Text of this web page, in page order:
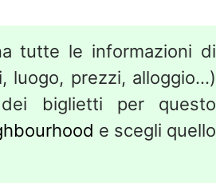
tutte le informazioni di
luogo, prezzi, alloggio...)
biglietti per questo
e scegli quello